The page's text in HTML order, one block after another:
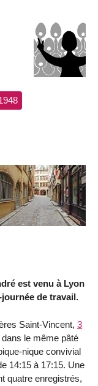
est venu à Lyon
journée de travail.
Saint-Vincent, 3
dans le même pâté
nique convivial
14:15 à 17:15. Une
quatre enregistrés,